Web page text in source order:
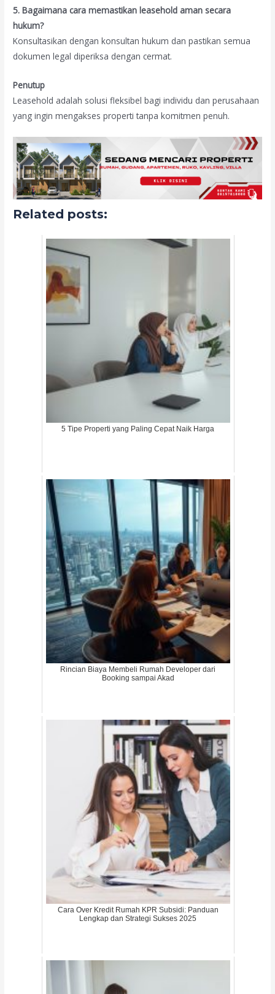
5. Bagaimana cara memastikan leasehold aman secara
hukum?
Konsultasikan dengan konsultan hukum dan pastikan semua
dokumen legal diperiksa dengan cermat.
Penutup
Leasehold adalah solusi fleksibel bagi individu dan perusahaan
yang ingin mengakses properti tanpa komitmen penuh.
Related posts:
5 Tipe Properti yang Paling Cepat Naik Harga
Rincian Biaya Membeli Rumah Developer dari
Booking sampai Akad
Cara Over Kredit Rumah KPR Subsidi: Panduan
Lengkap dan Strategi Sukses 2025